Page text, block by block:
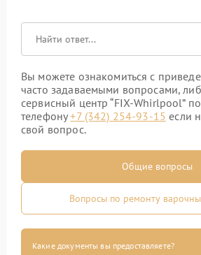
Вы можете ознакомиться с
часто задаваемыми вопросами,
сервисный центр “FIX-Whirlpool”
телефону+7 (342) 254-93-15 если
свой вопрос.
Общие вопросы
Вопросы по ремонту
Какие документы вы предоставляете?